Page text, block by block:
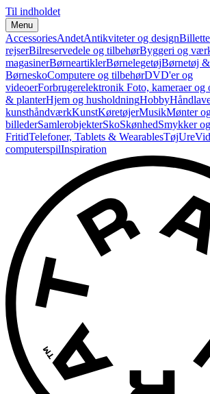
Til indholdet
Menu
AccessoriesAndetAntikviteter og design
rejserBilreservedele og tilbehørByggeri og
magasinerBørneartiklerBørnelegetøjBørnetøj &
BørneskoComputere og tilbehørDVD'er og
videoerForbrugerelektronik Foto, kameraer og
& planterHjem og husholdningHobby
kunsthåndværkKunstKøretøjerMusikMønter
billederSamlerobjekterSkoSkønhedSmykker
FritidTelefoner, Tablets & WearablesTøjUre
computerspilInspiration